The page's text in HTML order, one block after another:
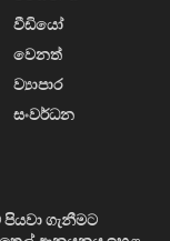
වීඩියෝ
වෙනත්
ව්‍යාපාර
සංවර්ධන
පියවා ගැනීමට